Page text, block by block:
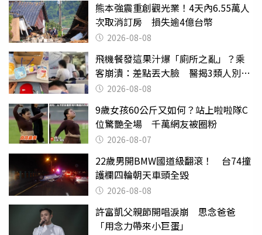
熊本強震重創觀光業！4天內6.55萬人
次取消訂房 損失逾4億台幣
2026-08-08
飛機餐發這果汁爆「廁所之亂」？乘
客崩潰：差點丟大臉 醫揭3類人別亂
喝 2026-08-08
9歲女孩60公斤又如何？站上啦啦隊C
位驚艷全場 千萬網友被圈粉
2026-08-07
22歲男開BMW國道級翻滾！ 台74撞
護欄四輪朝天車頭全毀
2026-08-08
許富凱父親節開唱淚崩 思念爸爸
「用念力帶來小巨蛋」